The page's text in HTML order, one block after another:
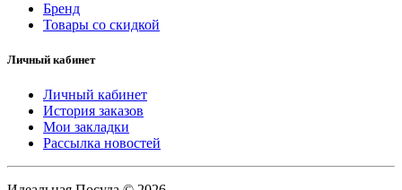
Бренд
Товары со скидкой
Личный кабинет
Личный кабинет
История заказов
Мои закладки
Рассылка новостей